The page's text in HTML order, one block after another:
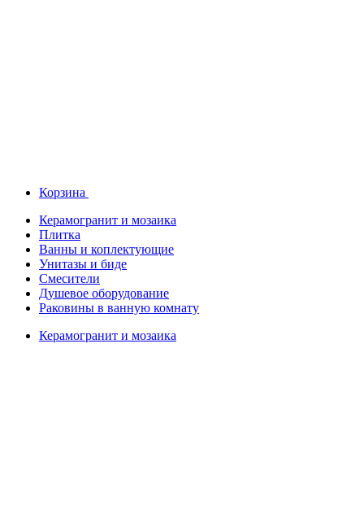
Корзина
Керамогранит и мозаика
Плитка
Ванны и коплектующие
Унитазы и биде
Смесители
Душевое оборудование
Раковины в ванную комнату
Керамогранит и мозаика